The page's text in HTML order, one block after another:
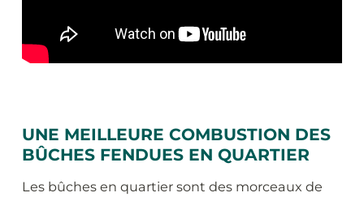
UNE MEILLEURE COMBUSTION DES
BÛCHES FENDUES EN QUARTIER
Les bûches en quartier sont des morceaux de